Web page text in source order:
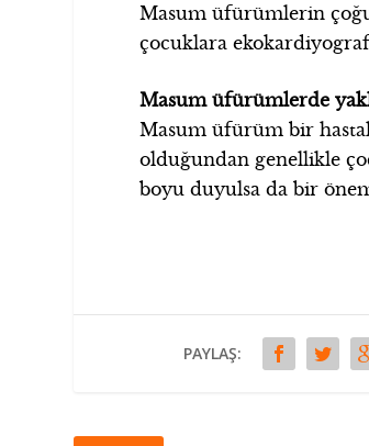
Masum üfürümlerin
çocuklara
Masum üfürümlerde
Masum üfürüm bir
olduğundan genellikle
boyu duyulsa da bir
PAYLAŞ: